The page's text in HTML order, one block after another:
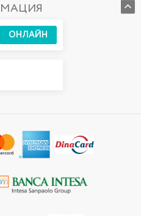
ОНЛАЙН